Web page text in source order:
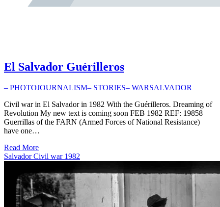
El Salvador Guérilleros
– PHOTOJOURNALISM– STORIES– WARSALVADOR
Civil war in El Salvador in 1982 With the Guérilleros. Dreaming of
Revolution My new text is coming soon FEB 1982 REF: 19858
Guerrillas of the FARN (Armed Forces of National Resistance)
have one…
Read More
Salvador Civil war 1982